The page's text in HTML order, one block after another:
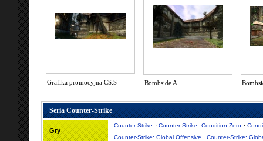
Grafika promocyjna CS:S Bombside A
Seria Counter-Strike
Gry
Counter-Strike ·Counter-Strike: Condition Zero ·
Counter-Strike: Global Offensive · Counter-Strike: